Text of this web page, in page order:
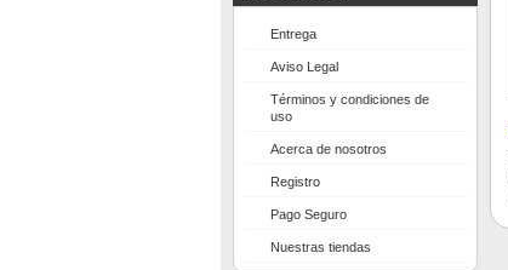
Entrega
Aviso Legal
Términos y condiciones de
uso
Acerca de nosotros
Registro
Pago Seguro
Nuestras tiendas